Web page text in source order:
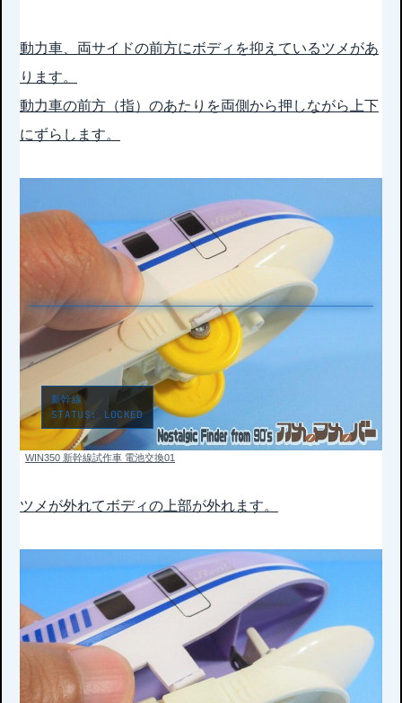
動力車、両サイドの前方にボディを抑えているツメがあ
ります。
動力車の前方（指）のあたりを両側から押しながら上下
にずらします。
新幹線
STATUS:
WIN350 新幹線試作車 電池交換01
ツメが外れてボディの上部が外れます。